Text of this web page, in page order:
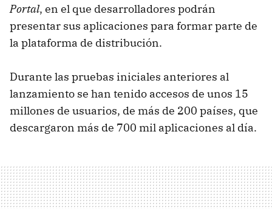
Portal, en el que desarrolladores podrán
presentar sus aplicaciones para formar parte de
la plataforma de distribución.
Durante las pruebas iniciales anteriores al
lanzamiento se han tenido accesos de unos 15
millones de usuarios, de más de 200 países, que
descargaron más de 700 mil aplicaciones al día.